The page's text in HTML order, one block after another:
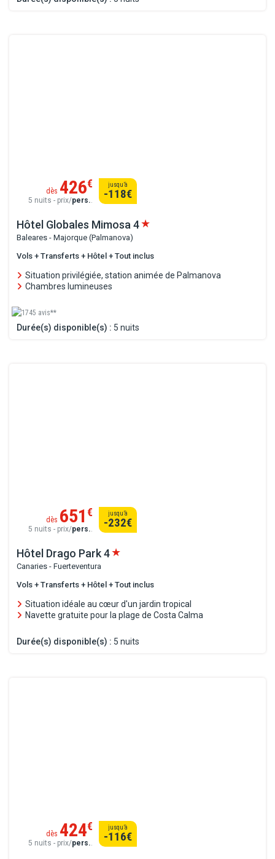
Hôtel Globales Mimosa4
Baleares - Majorque (Palmanova)
Vols + Transferts + Hôtel + Tout inclus
Situation privilégiée, station animée de Palmanova
Chambres lumineuses
1745 avis**
Durée(s) disponible(s) : 5 nuits
dès 426€
5 nuits - prix/pers..
jusqu’à
-118€
Hôtel Drago Park4
Canaries - Fuerteventura
Vols + Transferts + Hôtel + Tout inclus
Situation idéale au cœur d'un jardin tropical
Navette gratuite pour la plage de Costa Calma
Durée(s) disponible(s) : 5 nuits
dès 651€
5 nuits - prix/pers.
jusqu’à
-232€
dès 424€
5 nuits - prix/pers.
jusqu’à
-116€